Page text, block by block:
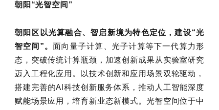
朝阳“光智空间”
朝阳区以光算融合、智启新境为特色定位，建设“光
智空间”。面向量子计算、光子计算等下一代算力形
态，突破传统计算瓶颈，加速创新成果从实验室研究
迈入工程化应用。以技术创新和应用场景双轮驱动，
搭建完善的AI科技创新服务体系，推动人工智能深度
赋能场景应用，培育新业态新模式。光智空间位于中